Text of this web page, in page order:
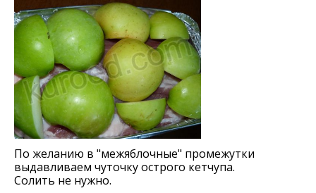
По желанию в "межяблочные" промежутки
выдавливаем чуточку острого кетчупа.
Солить не нужно.